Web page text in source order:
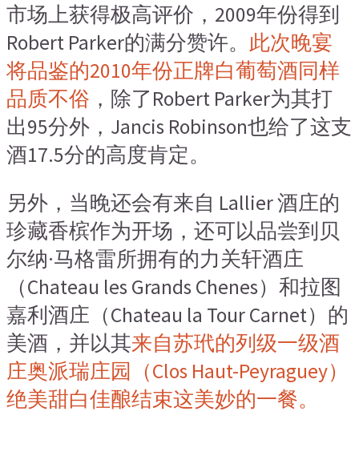
市场上获得极高评价 ，2009年份得到
Robert Parker的满分赞许。 此次晚宴
将品鉴的2010年份正牌白葡萄酒同样
品质不俗 ， 除了Robert Parker为其打
出95分外 ，Jancis Robinson也给了这支
酒17.5分的高度肯定。
另外 ， 当晚还会有来自 Lallier酒庄的
珍藏香槟作为开场 ， 还可以品尝到贝
尔纳·马格雷所拥有的力关轩酒庄
（Chateau les Grands Chenes） 和拉图
嘉利酒庄 （Chateau la Tour Carnet） 的
美酒 ， 并以其来自苏玳的列级一级酒
庄奥派瑞庄园
（Clos Haut-Peyraguey）
绝美甜白佳酿结束这美妙的一餐。